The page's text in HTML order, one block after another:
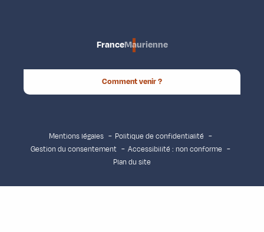
FranceMaurienne
Comment venir ?
Mentions légales
Politique de confidentialité
Gestion du consentement
Accessibilité : non conforme
Plan du site